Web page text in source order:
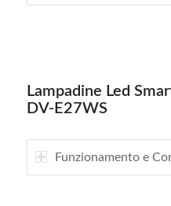
Lampadine Led
DV-E27WS
Funzionamento e